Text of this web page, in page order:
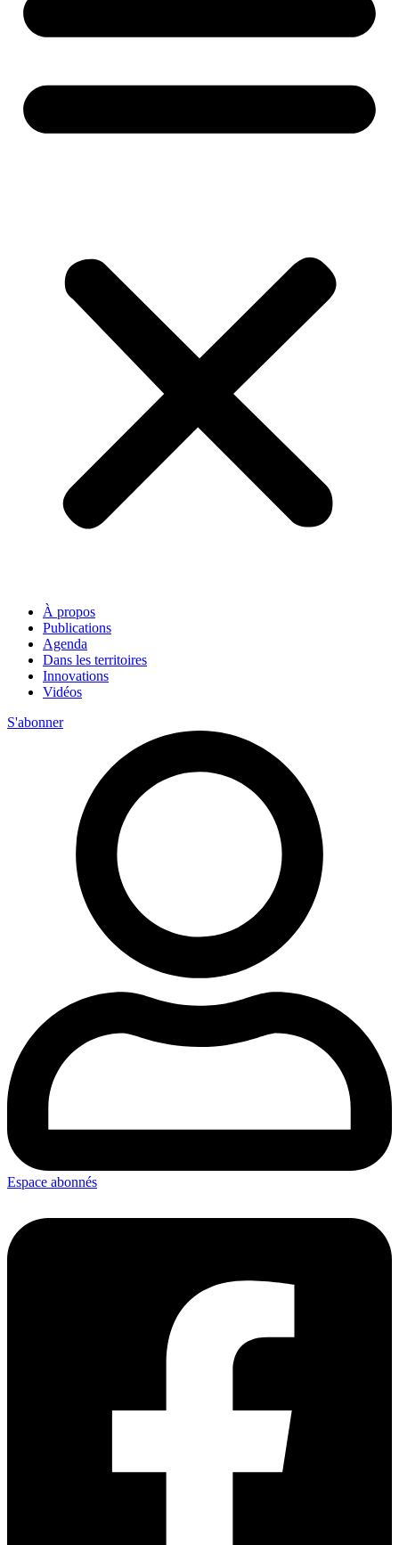
À propos
Publications
Agenda
Dans les territoires
Innovations
Vidéos
S'abonner
Espace abonnés